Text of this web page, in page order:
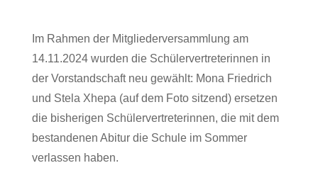
Im Rahmen der Mitgliederversammlung am
14.11.2024 wurden die Schülervertreterinnen in
der Vorstandschaft neu gewählt: Mona Friedrich
und Stela Xhepa (auf dem Foto sitzend) ersetzen
die bisherigen Schülervertreterinnen, die mit dem
bestandenen Abitur die Schule im Sommer
verlassen haben.